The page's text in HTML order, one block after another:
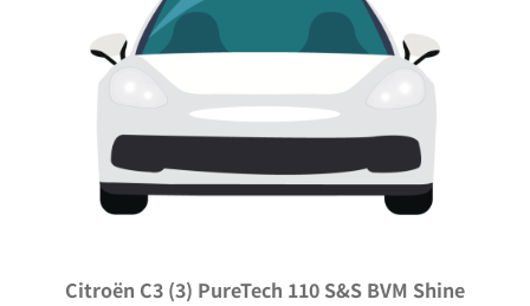
Citroën C3 (3) PureTech 110 S&S BVM Shine